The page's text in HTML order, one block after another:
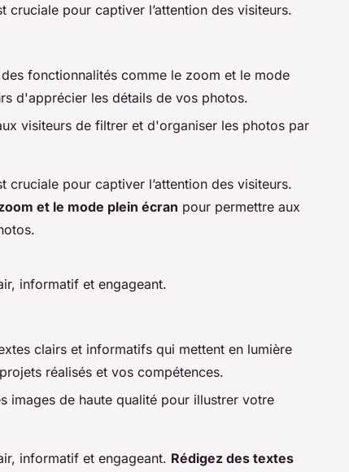
cruciale pour captiver l’attention des visiteurs.
fonctionnalités comme le zoom et le mode
d'apprécier les détails de vos photos.
visiteurs de filtrer et d'organiser les photos par
cruciale pour captiver l’attention des visiteurs.
et le mode plein écran pour permettre aux
informatif et engageant.
clairs et informatifs qui mettent en lumière
réalisés et vos compétences.
images de haute qualité pour illustrer votre
informatif et engageant. Rédigez des textes